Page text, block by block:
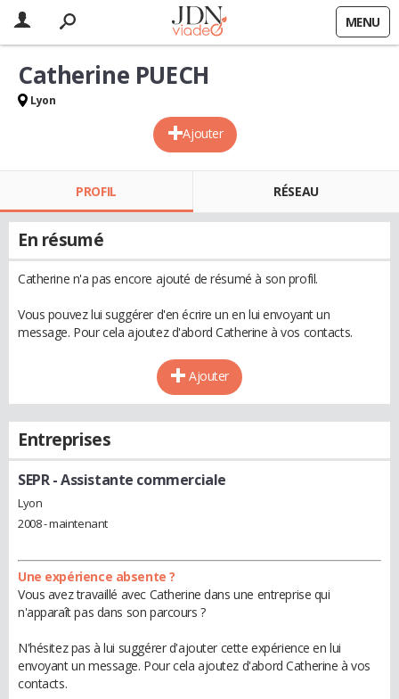
MENU
Ajouter
Catherine PUECH
Lyon
PROFIL RÉSEAU
En résumé
Catherine n'a pas encore ajouté de résumé à son profil.
Vous pouvez lui suggérer d'en écrire un en lui envoyant un
message. Pour cela ajoutez d'abord Catherine à vos contacts.
Ajouter
Entreprises
SEPR- Assistante commerciale
Lyon
2008 - maintenant
Une expérience absente ?
Vous avez travaillé avec Catherine dans une entreprise qui
n'apparaît pas dans son parcours ?
N'hésitez pas à lui suggérer d'ajouter cette expérience en lui
envoyant un message. Pour cela ajoutez d'abord Catherine à vos
contacts.